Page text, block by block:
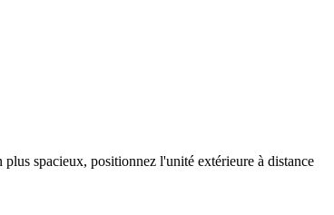
spacieux, positionnez l'unité extérieure à distance